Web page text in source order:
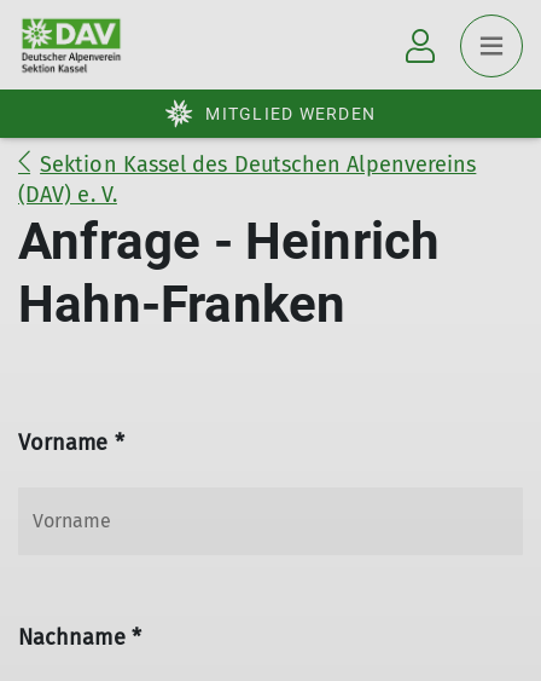
MITGLIED WERDEN
Sektion Kassel des Deutschen Alpenvereins
(DAV) e. V.
Anfrage - Heinrich
Hahn-Franken
Vorname *
Nachname *